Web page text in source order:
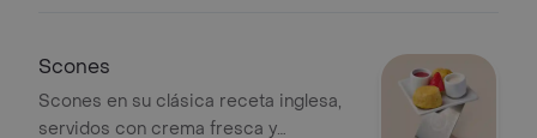
Scones
Scones en su clásica receta inglesa,
servidos con crema fresca y